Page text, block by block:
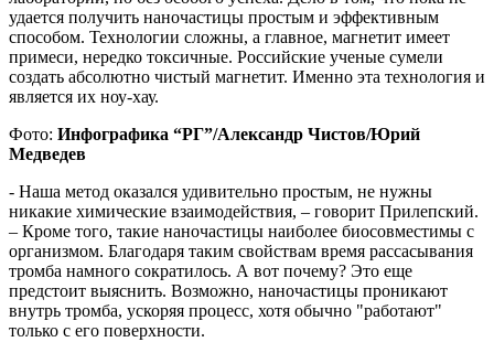
удается получить наночастицы простым и эффективным
способом. Технологии сложны, а главное, магнетит имеет
примеси, нередко токсичные. Российские ученые сумели
создать абсолютно чистый магнетит. Именно эта технология и
является их ноу-хау.
Фото: Инфографика “РГ”/Александр Чистов/Юрий
Медведев
- Наша метод оказался удивительно простым, не нужны
никакие химические взаимодействия, – говорит Прилепский.
– Кроме того, такие наночастицы наиболее биосовместимы с
организмом. Благодаря таким свойствам время рассасывания
тромба намного сократилось. А вот почему? Это еще
предстоит выяснить. Возможно, наночастицы проникают
внутрь тромба, ускоряя процесс, хотя обычно "работают"
только с его поверхности.